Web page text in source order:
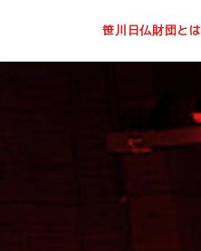
笹川日仏財団とは